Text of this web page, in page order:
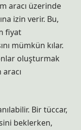
aracı üzerinde
izin verir. Bu,
fiyat
mümkün kılar.
oluşturmak
Bir tüccar,
beklerken,